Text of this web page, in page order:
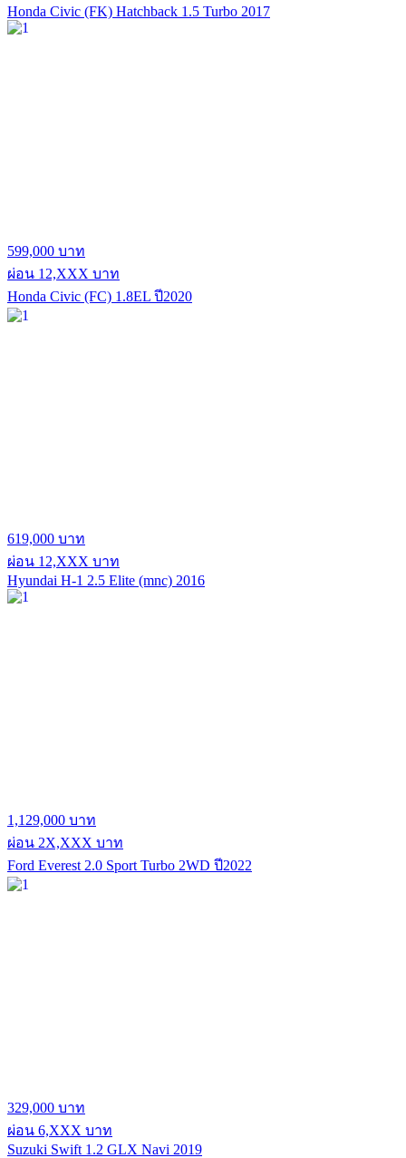
Honda Civic (FK) Hatchback 1.5 Turbo 2017
599,000 บาท
ผ่อน 12,XXX บาท
Honda Civic (FC) 1.8EL ปี2020
619,000 บาท
ผ่อน 12,XXX บาท
Hyundai H-1 2.5 Elite (mnc) 2016
1,129,000 บาท
ผ่อน 2X,XXX บาท
Ford Everest 2.0 Sport Turbo 2WD ปี2022
329,000 บาท
ผ่อน 6,XXX บาท
Suzuki Swift 1.2 GLX Navi 2019